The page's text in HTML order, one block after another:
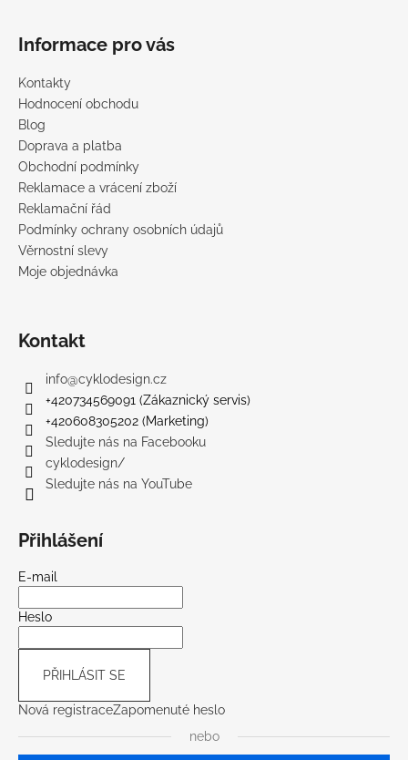
Informace pro vás
Kontakty
Hodnocení obchodu
Blog
Doprava a platba
Obchodní podmínky
Reklamace a vrácení zboží
Reklamační řád
Podmínky ochrany osobních údajů
Věrnostní slevy
Moje objednávka
Kontakt
info@cyklodesign.cz
+420734569091 (Zákaznický servis)
+420608305202 (Marketing)
Sledujte nás na Facebooku
cyklodesign/
Sledujte nás na YouTube
Přihlášení
E-mail
Heslo
PŘIHLÁSIT SE
Nová registraceZapomenuté heslo
nebo